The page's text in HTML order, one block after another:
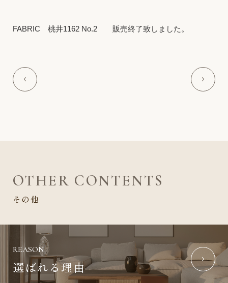
FABRIC 桃井1162 No.2 販売終了致しました。
OTHER CONTENTS
その他
REASON
選ばれる理由